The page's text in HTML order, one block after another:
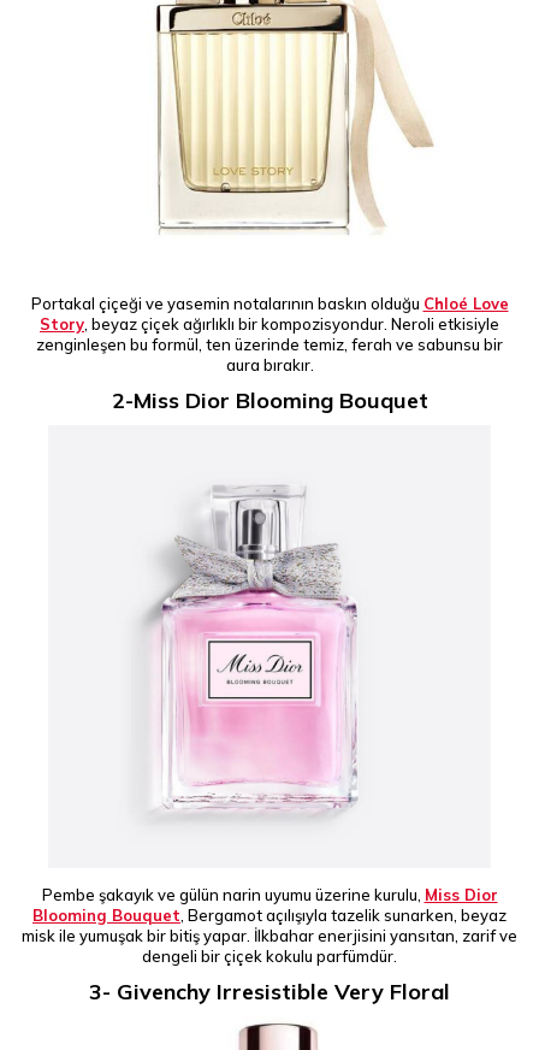
Portakal çiçeği ve yasemin notalarının baskın olduğu Chloé Love
Story , beyaz çiçek ağırlıklı bir kompozisyondur. Neroli etkisiyle
zenginleşen bu formül, ten üzerinde temiz, ferah ve sabunsu bir
aura bırakır.
2-Miss Dior Blooming Bouquet
Pembe şakayık ve gülün narin uyumu üzerine kurulu, Miss Dior
Blooming Bouquet , Bergamot açılışıyla tazelik sunarken, beyaz
misk ile yumuşak bir bitiş yapar. İlkbahar enerjisini yansıtan, zarif ve
dengeli bir çiçek kokulu parfümdür.
3- Givenchy Irresistible Very Floral